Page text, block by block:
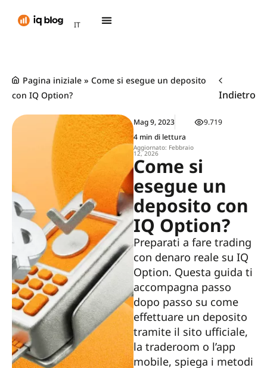
IT
TH
Pagina iniziale » Come si esegue un deposito
con IQ Option?
Indietro
Mag 9, 2023
4 min di lettura
Aggiornato: Febbraio
12, 2026
9.719
Come si
esegue un
deposito con
IQ Option?
Preparati a fare trading
con denaro reale su IQ
Option. Questa guida ti
accompagna passo
dopo passo su come
effettuare un deposito
tramite il sito ufficiale,
la traderoom o l’app
mobile, spiega i metodi